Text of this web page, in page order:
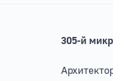
305-й